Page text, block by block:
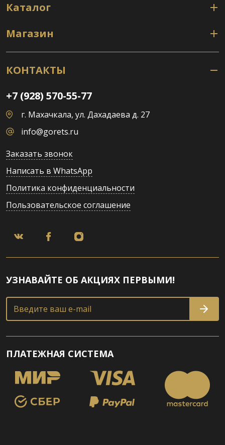
Каталог
Магазин
КОНТАКТЫ
+7 (928) 570-55-77
г. Махачкала, ул. Дахадаева д. 27
info@gorets.ru
Заказать звонок
Написать в WhatsApp
Политика конфиденциальности
Пользовательское соглашение
УЗНАВАЙТЕ ОБ АКЦИЯХ ПЕРВЫМИ!
Введите ваш e-mail
ПЛАТЕЖНАЯ СИСТЕМА